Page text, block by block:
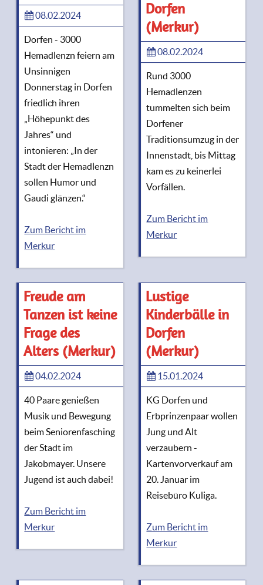
08.02.2024
Dorfen - 3000
Hemadlenzn feiern am
Unsinnigen
Donnerstag in Dorfen
friedlich ihren
„Höhepunkt des
Jahres“ und
intonieren: „In der
Stadt der Hemadlenzn
sollen Humor und
Gaudi glänzen.“
Zum Bericht im
Merkur
Dorfen
(Merkur)
08.02.2024
Rund 3000
Hemadlenzen
tummelten sich beim
Dorfener
Traditionsumzug in der
Innenstadt, bis Mittag
kam es zu keinerlei
Vorfällen.
Zum Bericht im
Merkur
Freude am
Tanzen ist keine
Frage des
Alters (Merkur)
04.02.2024
40 Paare genießen
Musik und Bewegung
beim Seniorenfasching
der Stadt im
Jakobmayer. Unsere
Jugend ist auch dabei!
Zum Bericht im
Merkur
Lustige
Kinderbälle in
Dorfen
(Merkur)
15.01.2024
KG Dorfen und
Erbprinzenpaar wollen
Jung und Alt
verzaubern -
Kartenvorverkauf am
20. Januar im
Reisebüro Kuliga.
Zum Bericht im
Merkur